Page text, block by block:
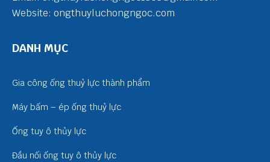
Website: ongthuyluchongngoc.com
DANH MỤC
Gia công ống thuỷ lực thành phẩm
Máy bấm – ép ống thuỷ lực
Ống tuy ô thủy lực
Đầu nối ống tuy ô thủy lực